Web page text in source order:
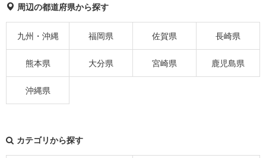
周辺の都道府県から探す
九州・沖縄 福岡県 佐賀県 長崎県
熊本県 大分県 宮崎県 鹿児島県
沖縄県
カテゴリから探す